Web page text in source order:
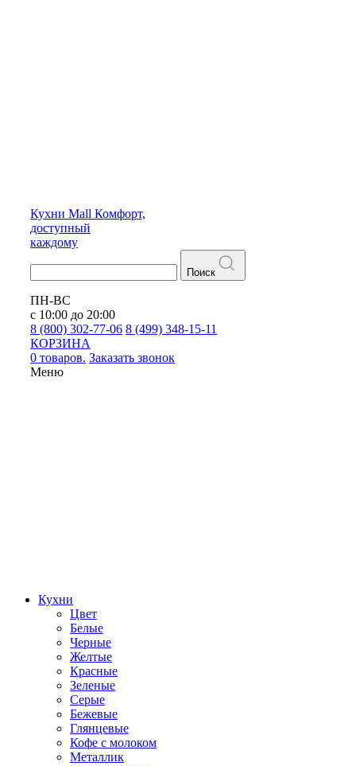
Кухни Mall Комфорт,
доступный
каждому
Поиск
ПН-ВС
с 10:00 до 20:00
8 (800) 302-77-06 8 (499) 348-15-11
КОРЗИНА
0 товаров. Заказать звонок
Меню
Кухни
Цвет
Белые
Черные
Желтые
Красные
Зеленые
Серые
Бежевые
Глянцевые
Кофе с молоком
Металлик